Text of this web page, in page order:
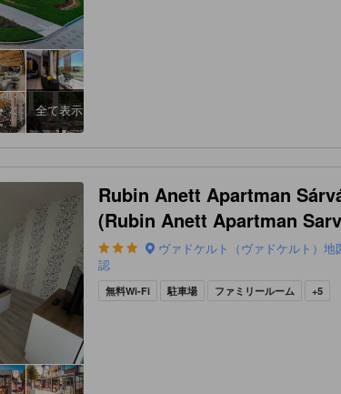
全て表示
Rubin Anett Apartman
(Rubin Anett Apartman
ヴァドケルト（ヴァドケルト）地
認
無料Wi-Fi 駐車場 ファミリールーム +5